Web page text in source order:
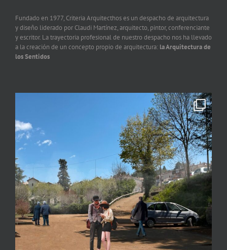
Fundado en 1977, Criteria Arquitecthos es un despacho de arquitectura
y diseño liderado por Claudi Martínez, arquitecto, pintor, conferenciante
y escritor. La trayectoria profesional de nuestro despacho nos ha llevado
a la creación de un concepto propio de arquitectura: la Arquitectura de
los Sentidos